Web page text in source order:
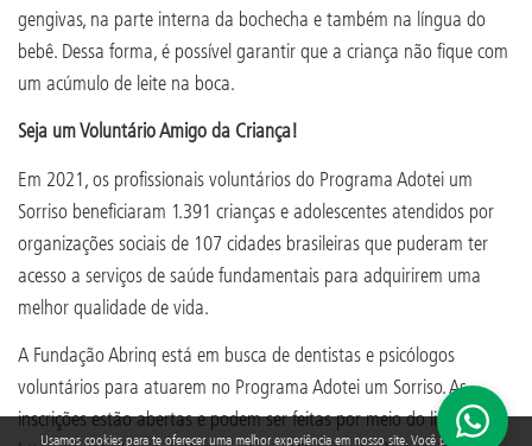
Usamos cookies para te oferecer uma melhor experiência em nosso site. Você pode
gengivas, na parte interna da bochecha e também na língua do
bebê. Dessa forma, é possível garantir que a criança não fique com
um acúmulo de leite na boca.
Seja um Voluntário Amigo da Criança!
Em 2021, os profissionais voluntários do Programa Adotei um
Sorriso beneficiaram 1.391 crianças e adolescentes atendidos por
organizações sociais de 107 cidades brasileiras que puderam ter
acesso a serviços de saúde fundamentais para adquirirem uma
melhor qualidade de vida.
A Fundação Abrinq está em busca de dentistas e psicólogos
voluntários para atuarem no Programa Adotei um Sorriso. As
inscrições estão abertas e podem ser feitas por meio do link: